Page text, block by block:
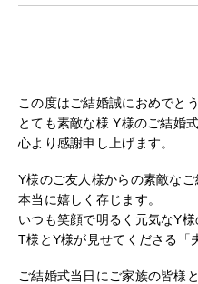
この度はご結婚誠におめでと
とても素敵な様 Y様のご結婚
心より感謝申し上げます。
Y様のご友人様からの素敵な
本当に嬉しく存じます。
いつも笑顔で明るく元気なY
T様とY様が見せてくださる「
ご結婚式当日にご家族の皆様